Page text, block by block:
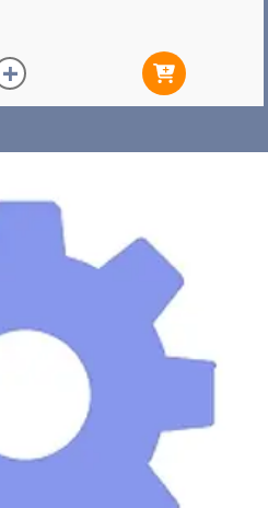
+